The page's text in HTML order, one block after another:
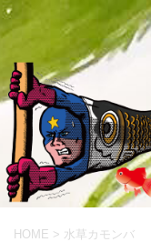
HOME > 水草カモンバ